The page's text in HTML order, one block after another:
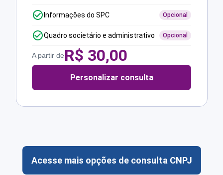
Informações do SPC Opcional
Quadro societário e administrativo Opcional
A partir deR$ 30,00
Personalizar consulta
Acesse mais opções de consulta CNPJ